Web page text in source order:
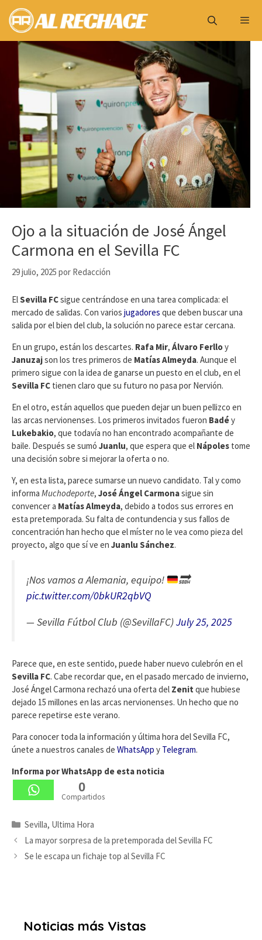
Saltar
contenido
Ojo a la situación de José Ángel
Carmona en el Sevilla FC
29 julio, 2025 por Redacción
ElSevilla FCsigue centrándose en una tarea complicada: el
mercado de salidas. Con varios jugadores que deben buscar una
salida por el bien del club, la solución no parece estar cercana.
En un grupo, están los descartes. Rafa Mir, Álvaro Ferlloy
Januzajson los tres primeros de Matías Almeyda. Aunque el
primero sigue con la idea de ganarse un puesto en el club, en el
Sevilla FC tienen claro que su futuro no pasa por Nervión.
En el otro, están aquellos que pueden dejar un buen pellizco en
las arcas nervionenses. Los primeros invitados fueron Badéy
Lukebakio, que todavía no han encontrado acompañante de
baile. Después se sumó Juanlu, que espera que el Nápoles tome
una decisión sobre si mejorar la oferta o no.
Y, en esta lista, parece sumarse un nuevo candidato. Tal y como
informa Muchodeporte, José Ángel Carmonasigue sin
convencer a Matías Almeyda, debido a todos sus errores en
esta pretemporada. Su falta de contundencia y sus fallos de
concentración han hecho que el míster no le vea como pieza del
proyecto, algo que sí ve en Juanlu Sánchez.
¡Nos vamos a Alemania, equipo!
🔜
pic.twitter.com/0bkUR2qbVQ
— Sevilla Fútbol Club (@SevillaFC)July 25, 2025
Parece que, en este sentido, puede haber nuevo culebrón en el
Sevilla FC. Cabe recordar que, en el pasado mercado de invierno,
José Ángel Carmona rechazó una oferta del Zenit que hubiese
dejado 15 millones en las arcas nervionenses. Un hecho que no
parece repetirse este verano.
Para conocer toda la información y última hora del Sevilla FC,
únete a nuestros canales de WhatsApp y Telegram.
Informa por WhatsApp de esta noticia
0
Compartidos
Categorías
Sevilla, Ultima Hora
La mayor sorpresa de la pretemporada del Sevilla FC
Se le escapa un fichaje top al Sevilla FC
Noticias más Vistas